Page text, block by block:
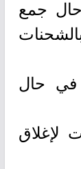
جمع
في حال
لإغلاق